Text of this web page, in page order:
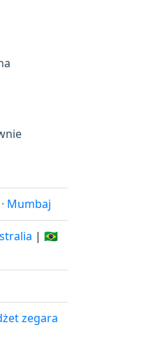
· Mumbaj
| 🇧🇷
zegara